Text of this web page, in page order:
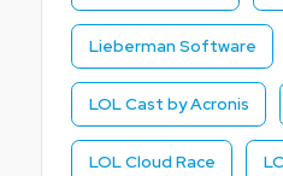
Lieberman Software
LOL Cast by Acronis
LOL Cloud Race